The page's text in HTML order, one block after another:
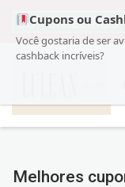
Cupons ou
Você gostaria de ser
cashback incríveis?
Melhores